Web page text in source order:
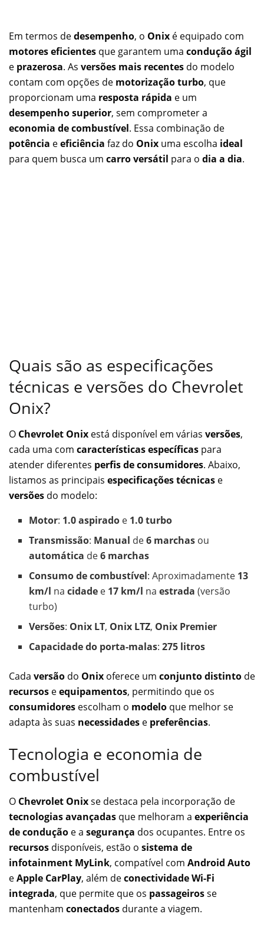
Em termos dedesempenho, o Onix é equipado com
motores eficientes que garantem uma condução ágil
e prazerosa. As versões mais recentes do modelo
contam com opções de motorização turbo, que
proporcionam uma resposta rápida e um
desempenho superior, sem comprometer a
economia de combustível. Essa combinação de
potência eeficiência faz do Onix uma escolha ideal
para quem busca um carro versátil para o dia a dia.
Quais são as especificações
técnicas e versões do Chevrolet
Onix?
O Chevrolet Onix está disponível em várias versões,
cada uma com características específicas para
atender diferentes perfis de consumidores. Abaixo,
listamos as principais especificações técnicas e
versões do modelo:
Motor: 1.0 aspirado e 1.0 turbo
Transmissão: Manual de6 marchas ou
automática de6 marchas
Consumo de combustível: Aproximadamente 13
km/l nacidade e 17 km/l naestrada (versão
turbo)
Versões: Onix LT, Onix LTZ, Onix Premier
Capacidade do porta-malas:275 litros
Cada versão do Onix oferece um conjunto distinto de
recursos eequipamentos, permitindo que os
consumidores escolham o modelo que melhor se
adapta às suas necessidades e preferências.
Tecnologia e economia de
combustível
O Chevrolet Onixse destaca pela incorporação de
tecnologias avançadas que melhoram a experiência
de condução e a segurança dos ocupantes. Entre os
recursos disponíveis, estão o sistema de
infotainment MyLink, compatível com Android Auto
eApple CarPlay, além deconectividade Wi-Fi
integrada, que permite que os passageirosse
mantenham conectados durante a viagem.